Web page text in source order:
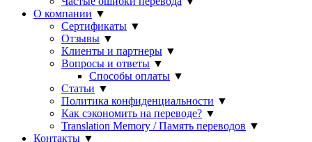
О компании ▼
Сертификаты ▼
Отзывы ▼
Клиенты и партнеры ▼
Вопросы и ответы ▼
Способы оплаты ▼
Статьи ▼
Политика конфиденциальности ▼
Как сэкономить на переводе? ▼
Translation Memory / Память переводов ▼
Контакты ▼